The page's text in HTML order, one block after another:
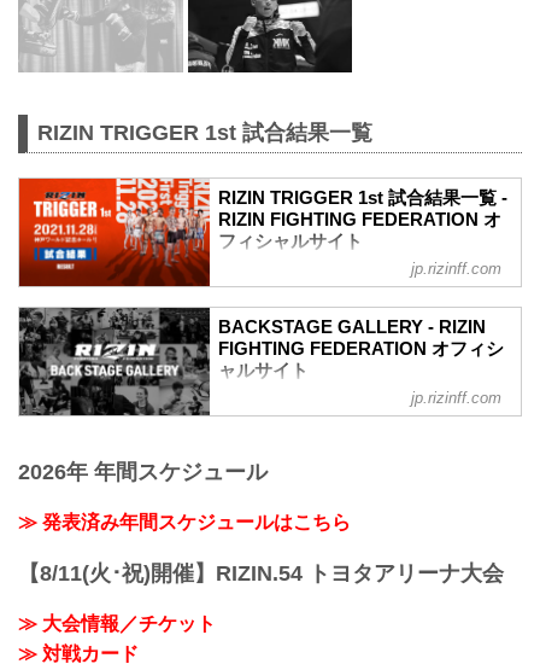
RIZIN TRIGGER 1st 試合結果一覧
RIZIN TRIGGER 1st 試合結果一覧 -
RIZIN FIGHTING FEDERATION オ
フィシャルサイト
第14試合／スペシャルワンマッチ 昇侍
RIZIN MMAルール：5分 3R（66.0kg）
（LOSE）昇侍 vs. 萩原京平（WIN）
2R 1分19秒 TKO（レフェリーストップ：
RIZIN MMAルール：5分 3R（68.0kg）
3R 判定 （3-0）
第12試合／スペシャルワンマッチ ストラ
jp.rizinff.com
BACKSTAGE GALLERY - RIZIN
FIGHTING FEDERATION オフィシ
ャルサイト
BACKSTAGE GALLERY の記事一覧 - 格
イジン ファイティング フェデレーショ
いきます。
jp.rizinff.com
2026年 年間スケジュール
≫ 発表済み年間スケジュールはこちら
【8/11(火･祝)開催】RIZIN.54 トヨタアリーナ大会
≫ 大会情報／チケット
≫ 対戦カード